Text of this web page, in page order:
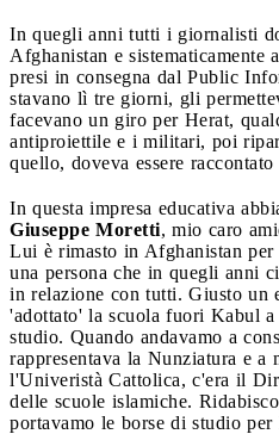
In quegli anni tutti i giornalisti
Afghanistan e sistematicamente
presi in consegna dal Public
stavano lì tre giorni, gli
facevano un giro per Herat,
antiproiettile e i militari, poi
quello, doveva essere
In questa impresa educativa
Giuseppe Moretti, mio caro
Lui è rimasto in Afghanistan
una persona che in quegli anni
in relazione con tutti. Giusto un
'adottato' la scuola fuori Kabul
studio. Quando andavamo a
rappresentava la Nunziatura e a
l'Univeristà Cattolica, c'era il
delle scuole islamiche.
portavamo le borse di studio per